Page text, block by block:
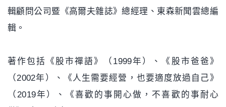
輯顧問公司暨《高爾夫雜誌》總經理、東森新聞雲總編
輯。
著作包括《股市禪語》（1999年）、《股市爸爸》
（2002年）、《人生需要經營，也要適度放過自己》
（2019年）、《喜歡的事開心做，不喜歡的事耐心